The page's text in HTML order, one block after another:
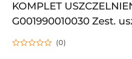
KOMPLET
G001990010030 Zest.
FENDT SIŁOWNIK
(0)